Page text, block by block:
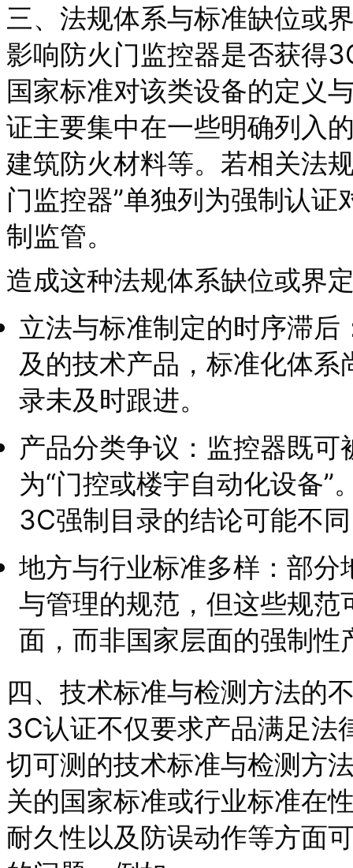
三、法规体系与标准缺位或
影响防火门监控器是否获得
国家标准对该类设备的定义
证主要集中在一些明确列入
建筑防火材料等。若相关法
门监控器”单独列为强制认
制监管。
造成这种法规体系缺位或界
立法与标准制定的时序滞
及的技术产品，标准化体
录未及时跟进。
产品分类争议：监控器既可
为“门控或楼宇自动化设备
3C强制目录的结论可能不
地方与行业标准多样：部
与管理的规范，但这些规
面，而非国家层面的强制性
四、技术标准与检测方法的
3C认证不仅要求产品满足法
切可测的技术标准与检测方
关的国家标准或行业标准在
耐久性以及防误动作等方面